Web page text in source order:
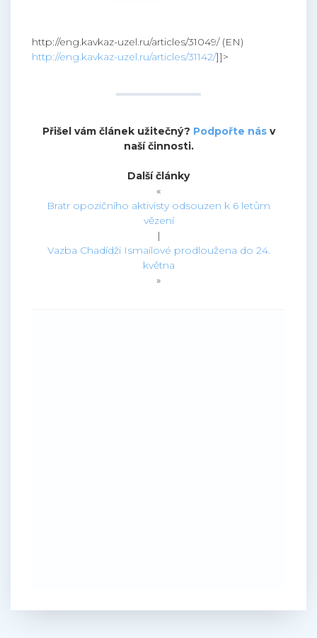
http://eng.kavkaz-uzel.ru/articles/31049/ (EN)
http://eng.kavkaz-uzel.ru/articles/31142/]]>
Přišel vám článek užitečný? Podpořte násv
naší činnosti.
Další články
«
Bratr opozičního aktivisty odsouzen k 6 letům
vězení
|
Vazba Chadídži Ismailové prodloužena do 24.
května
»